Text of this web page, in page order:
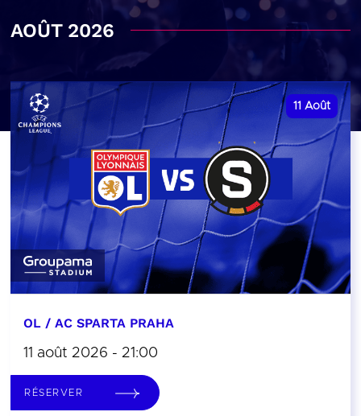
AOÛT 2026
11 Août
OL / AC SPARTA PRAHA
11 août 2026 - 21:00
RÉSERVER